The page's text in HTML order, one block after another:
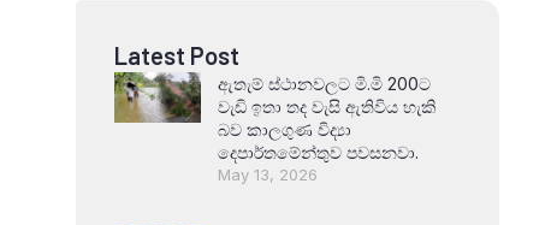
Latest Post
ඇතැම් ස්ථානවලට මි.මි 200ට
වැඩි ඉතා තද වැසි ඇතිවිය හැකි
බව කාලගුණ විද්‍යා
දෙපාර්තමේන්තුව පවසනවා.
May 13, 2026